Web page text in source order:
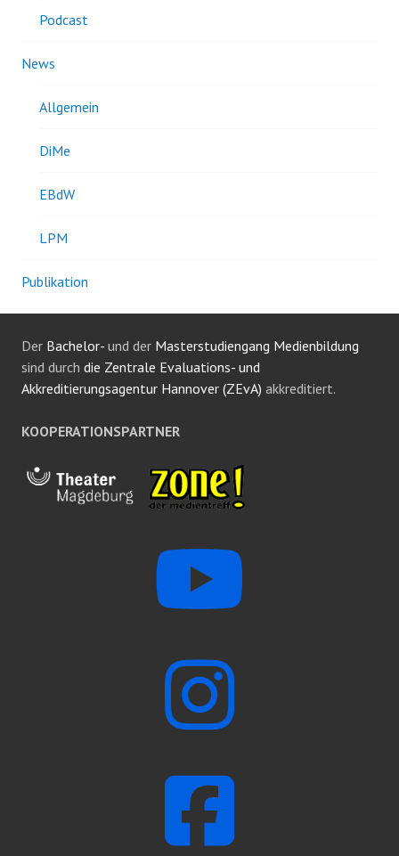
Podcast
News
Allgemein
DiMe
EBdW
LPM
Publikation
Der Bachelor- und der Masterstudiengang Medienbildung
sind durch die Zentrale Evaluations- und
Akkreditierungsagentur Hannover (ZEvA) akkreditiert.
KOOPERATIONSPARTNER